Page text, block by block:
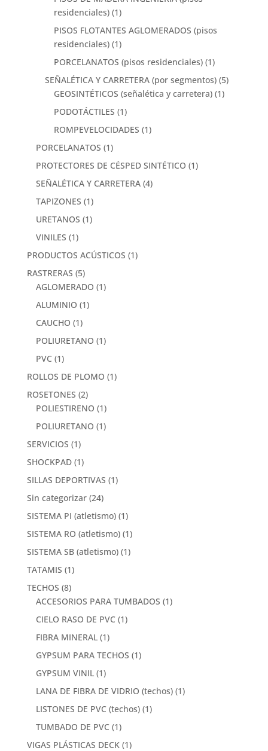
residenciales) (1)
PISOS FLOTANTES AGLOMERADOS (pisos
residenciales) (1)
PORCELANATOS (pisos residenciales) (1)
SEÑALÉTICA Y CARRETERA (por segmentos) (5)
GEOSINTÉTICOS (señalética y carretera) (1)
PODOTÁCTILES (1)
ROMPEVELOCIDADES (1)
PORCELANATOS (1)
PROTECTORES DE CÉSPED SINTÉTICO (1)
SEÑALÉTICA Y CARRETERA (4)
TAPIZONES (1)
URETANOS (1)
VINILES (1)
PRODUCTOS ACÚSTICOS (1)
RASTRERAS (5)
AGLOMERADO (1)
ALUMINIO (1)
CAUCHO (1)
POLIURETANO (1)
PVC (1)
ROLLOS DE PLOMO (1)
ROSETONES (2)
POLIESTIRENO (1)
POLIURETANO (1)
SERVICIOS (1)
SHOCKPAD (1)
SILLAS DEPORTIVAS (1)
Sin categorizar (24)
SISTEMA PI (atletismo) (1)
SISTEMA RO (atletismo) (1)
SISTEMA SB (atletismo) (1)
TATAMIS (1)
TECHOS (8)
ACCESORIOS PARA TUMBADOS (1)
CIELO RASO DE PVC (1)
FIBRA MINERAL (1)
GYPSUM PARA TECHOS (1)
GYPSUM VINIL (1)
LANA DE FIBRA DE VIDRIO (techos) (1)
LISTONES DE PVC (techos) (1)
TUMBADO DE PVC (1)
VIGAS PLÁSTICAS DECK (1)